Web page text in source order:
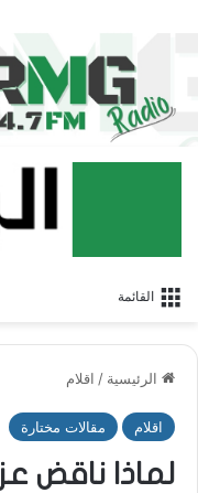
القائمة
الرئيسية / اقلام
اقلام مقالات مختارة
لماذا ناقض